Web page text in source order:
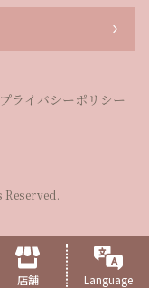
店舗 Language
プライバシーポリシー
Reserved.